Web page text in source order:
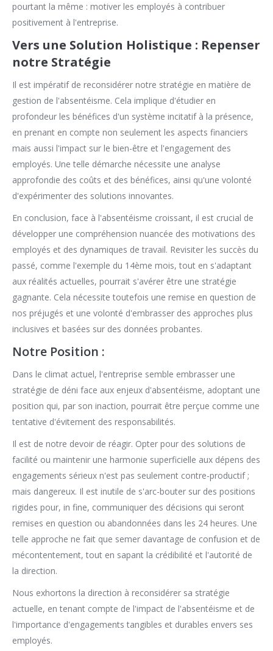
pourtant la même : motiver les employés à contribuer
positivement à l'entreprise.
Vers une Solution Holistique : Repenser
notre Stratégie
Il est impératif de reconsidérer notre stratégie en matière de
gestion de l'absentéisme. Cela implique d'étudier en
profondeur les bénéfices d'un système incitatif à la présence,
en prenant en compte non seulement les aspects financiers
mais aussi l'impact sur le bien-être et l'engagement des
employés. Une telle démarche nécessite une analyse
approfondie des coûts et des bénéfices, ainsi qu'une volonté
d'expérimenter des solutions innovantes.
En conclusion, face à l'absentéisme croissant, il est crucial de
développer une compréhension nuancée des motivations des
employés et des dynamiques de travail. Revisiter les succès du
passé, comme l'exemple du 14ème mois, tout en s'adaptant
aux réalités actuelles, pourrait s'avérer être une stratégie
gagnante. Cela nécessite toutefois une remise en question de
nos préjugés et une volonté d'embrasser des approches plus
inclusives et basées sur des données probantes.
Notre Position :
Dans le climat actuel, l'entreprise semble embrasser une
stratégie de déni face aux enjeux d'absentéisme, adoptant une
position qui, par son inaction, pourrait être perçue comme une
tentative d'évitement des responsabilités.
Il est de notre devoir de réagir. Opter pour des solutions de
facilité ou maintenir une harmonie superficielle aux dépens des
engagements sérieux n'est pas seulement contre-productif ;
mais dangereux. Il est inutile de s'arc-bouter sur des positions
rigides pour, in fine, communiquer des décisions qui seront
remises en question ou abandonnées dans les 24 heures. Une
telle approche ne fait que semer davantage de confusion et de
mécontentement, tout en sapant la crédibilité et l'autorité de
la direction.
Nous exhortons la direction à reconsidérer sa stratégie
actuelle, en tenant compte de l'impact de l'absentéisme et de
l'importance d'engagements tangibles et durables envers ses
employés.